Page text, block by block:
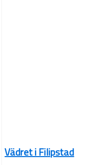
Vädret i Filipstad